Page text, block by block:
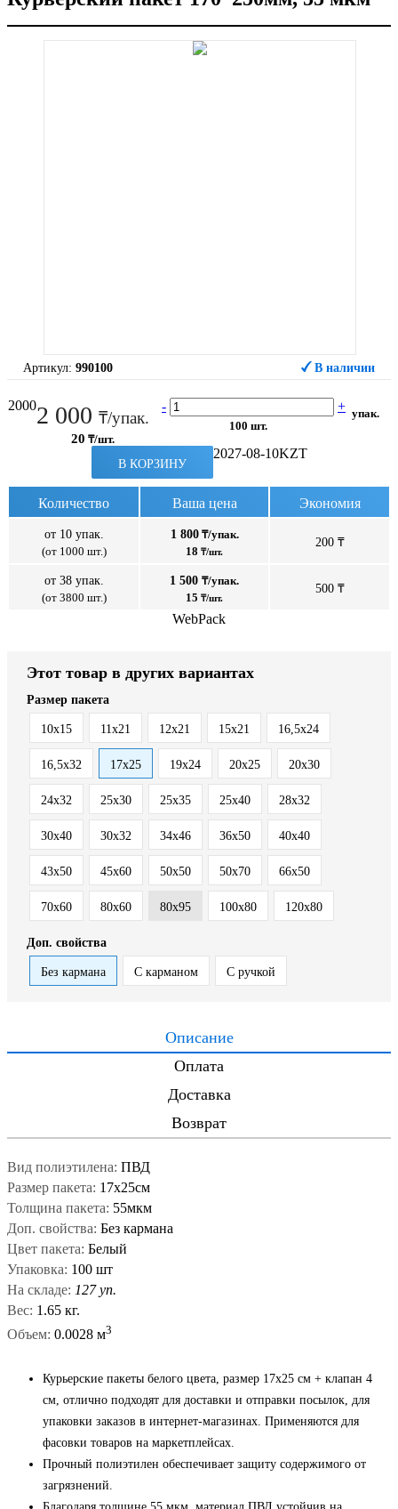
Артикул: 990100 В наличии
20002 000 ₸/упак.
20 ₸/шт.
- +
100 шт.
упак.
В КОРЗИНУ
2027-08-10KZT
Количество Ваша цена Экономия
от 10 упак.
(от 1000 шт.)
1 800₸/упак.
18 ₸/шт.
200 ₸
от 38 упак.
(от 3800 шт.)
1 500 ₸/упак.
15 ₸/шт.
500 ₸
WebPack
Этот товар в других вариантах
Размер пакета
10x15 11x21 12x21 15x21 16,5х24
16,5х32 17x25 19х24 20x25 20x30
24х32 25x30 25x35 25x40 28х32
30x40 30х32 34х46 36х50 40x40
43х50 45x60 50x50 50x70 66х50
70x60 80х60 80х95 100х80 120х80
Доп. свойства
Без кармана С карманом С ручкой
Описание
Оплата
Доставка
Возврат
Вид полиэтилена: ПВД
Размер пакета: 17x25см
Толщина пакета: 55мкм
Доп. свойства: Без кармана
Цвет пакета: Белый
Упаковка: 100 шт
На складе: 127 уп.
Вес: 1.65 кг.
Объем: 0.0028 м3
Курьерские пакеты белого цвета, размер 17x25 см + клапан 4
см, отлично подходят для доставки и отправки посылок, для
упаковки заказов в интернет-магазинах. Применяются для
фасовки товаров на маркетплейсах.
Прочный полиэтилен обеспечивает защиту содержимого от
загрязнений.